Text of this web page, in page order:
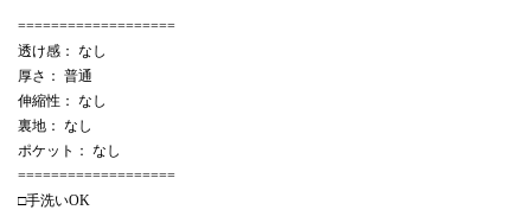
===================
透け感： なし
厚さ： 普通
伸縮性： なし
裏地： なし
ポケット： なし
===================
□手洗いOK